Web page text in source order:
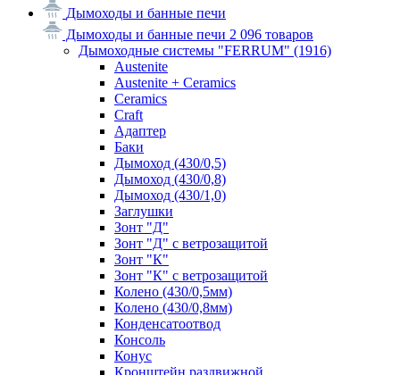
Дымоходы и банные печи
Дымоходы и банные печи 2 096 товаров
Дымоходные системы "FERRUM" (1916)
Austenite
Austenite + Ceramics
Ceramics
Craft
Адаптер
Баки
Дымоход (430/0,5)
Дымоход (430/0,8)
Дымоход (430/1,0)
Заглушки
Зонт "Д"
Зонт "Д" с ветрозащитой
Зонт "К"
Зонт "К" с ветрозащитой
Колено (430/0,5мм)
Колено (430/0,8мм)
Конденсатоотвод
Консоль
Конус
Кронштейн раздвижной